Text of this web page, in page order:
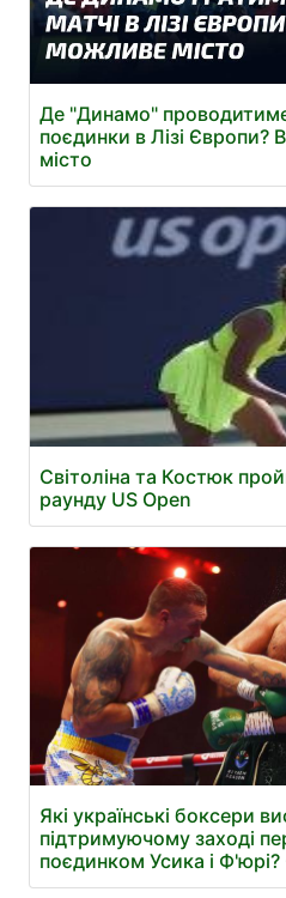
Де "Динамо"
поєдинки в Лізі Європи?
місто
Світоліна та Костюк
раунду US Open
Які українські боксери
підтримуючому заході
поєдинком Усика і